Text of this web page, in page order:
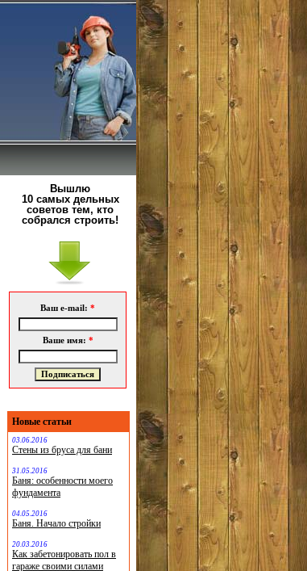
Вышлю
10 самых дельных
советов тем, кто
собрался строить!
Ваш e-mail: *
Ваше имя: *
Новые статьи
03.06.2016
Стены из бруса для бани
31.05.2016
Баня: особенности моего
фундамента
04.05.2016
Баня. Начало стройки
20.03.2016
Как забетонировать пол в
гараже своими силами